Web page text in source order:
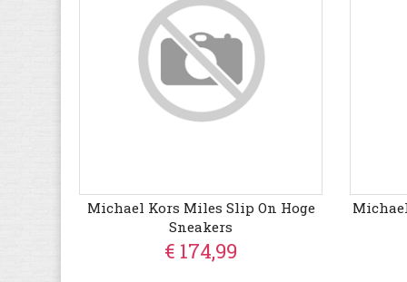
Michael Kors Miles Slip On Hoge
Sneakers
€ 174,99